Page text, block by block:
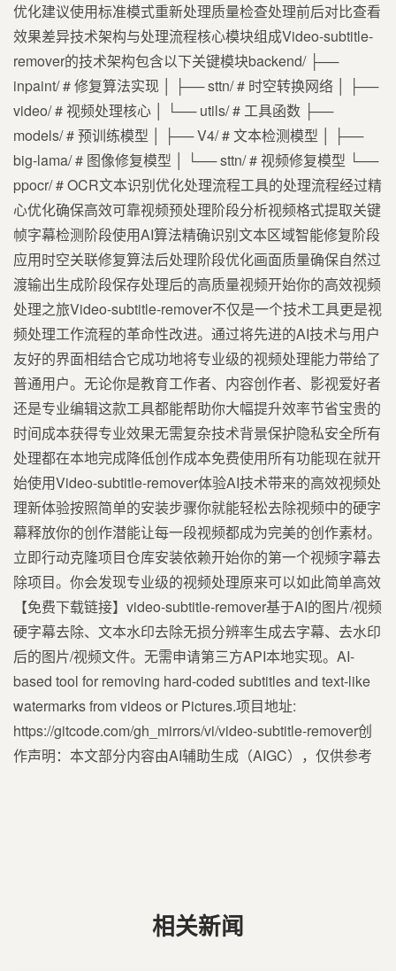
优化建议使用标准模式重新处理质量检查处理前后对比查看
效果差异技术架构与处理流程核心模块组成Video-subtitle-
remover的技术架构包含以下关键模块backend/ ├──
inpaint/ # 修复算法实现 │ ├── sttn/ # 时空转换网络 │ ├──
video/ # 视频处理核心 │ └── utils/ # 工具函数 ├──
models/ # 预训练模型 │ ├── V4/ # 文本检测模型 │ ├──
big-lama/ # 图像修复模型 │ └── sttn/ # 视频修复模型 └──
ppocr/ # OCR文本识别优化处理流程工具的处理流程经过精
心优化确保高效可靠视频预处理阶段分析视频格式提取关键
帧字幕检测阶段使用AI算法精确识别文本区域智能修复阶段
应用时空关联修复算法后处理阶段优化画面质量确保自然过
渡输出生成阶段保存处理后的高质量视频开始你的高效视频
处理之旅Video-subtitle-remover不仅是一个技术工具更是视
频处理工作流程的革命性改进。通过将先进的AI技术与用户
友好的界面相结合它成功地将专业级的视频处理能力带给了
普通用户。无论你是教育工作者、内容创作者、影视爱好者
还是专业编辑这款工具都能帮助你大幅提升效率节省宝贵的
时间成本获得专业效果无需复杂技术背景保护隐私安全所有
处理都在本地完成降低创作成本免费使用所有功能现在就开
始使用Video-subtitle-remover体验AI技术带来的高效视频处
理新体验按照简单的安装步骤你就能轻松去除视频中的硬字
幕释放你的创作潜能让每一段视频都成为完美的创作素材。
立即行动克隆项目仓库安装依赖开始你的第一个视频字幕去
除项目。你会发现专业级的视频处理原来可以如此简单高效
【免费下载链接】video-subtitle-remover基于AI的图片/视频
硬字幕去除、文本水印去除无损分辨率生成去字幕、去水印
后的图片/视频文件。无需申请第三方API本地实现。AI-
based tool for removing hard-coded subtitles and text-like
watermarks from videos or Pictures.项目地址:
https://gitcode.com/gh_mirrors/vi/video-subtitle-remover创
作声明：本文部分内容由AI辅助生成（AIGC），仅供参考
相关新闻